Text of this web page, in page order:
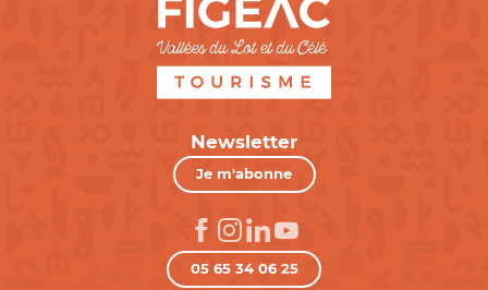
Newsletter
Je m'abonne
05 65 34 06 25